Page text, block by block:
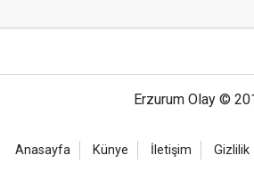
Erzurum Olay ©
Anasayfa Künye İletişim Gizlilik